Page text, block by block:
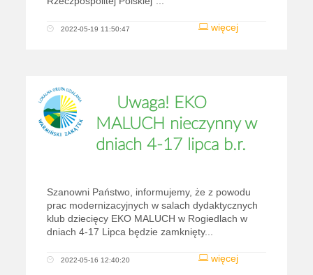
więcej
2022-05-19 11:50:47
Uwaga! EKO
MALUCH nieczynny w
dniach 4-17 lipca b.r.
Szanowni Państwo, informujemy, że z powodu
prac modernizacyjnych w salach dydaktycznych
klub dziecięcy EKO MALUCH w Rogiedlach w
dniach 4-17 Lipca będzie zamknięty...
więcej
2022-05-16 12:40:20